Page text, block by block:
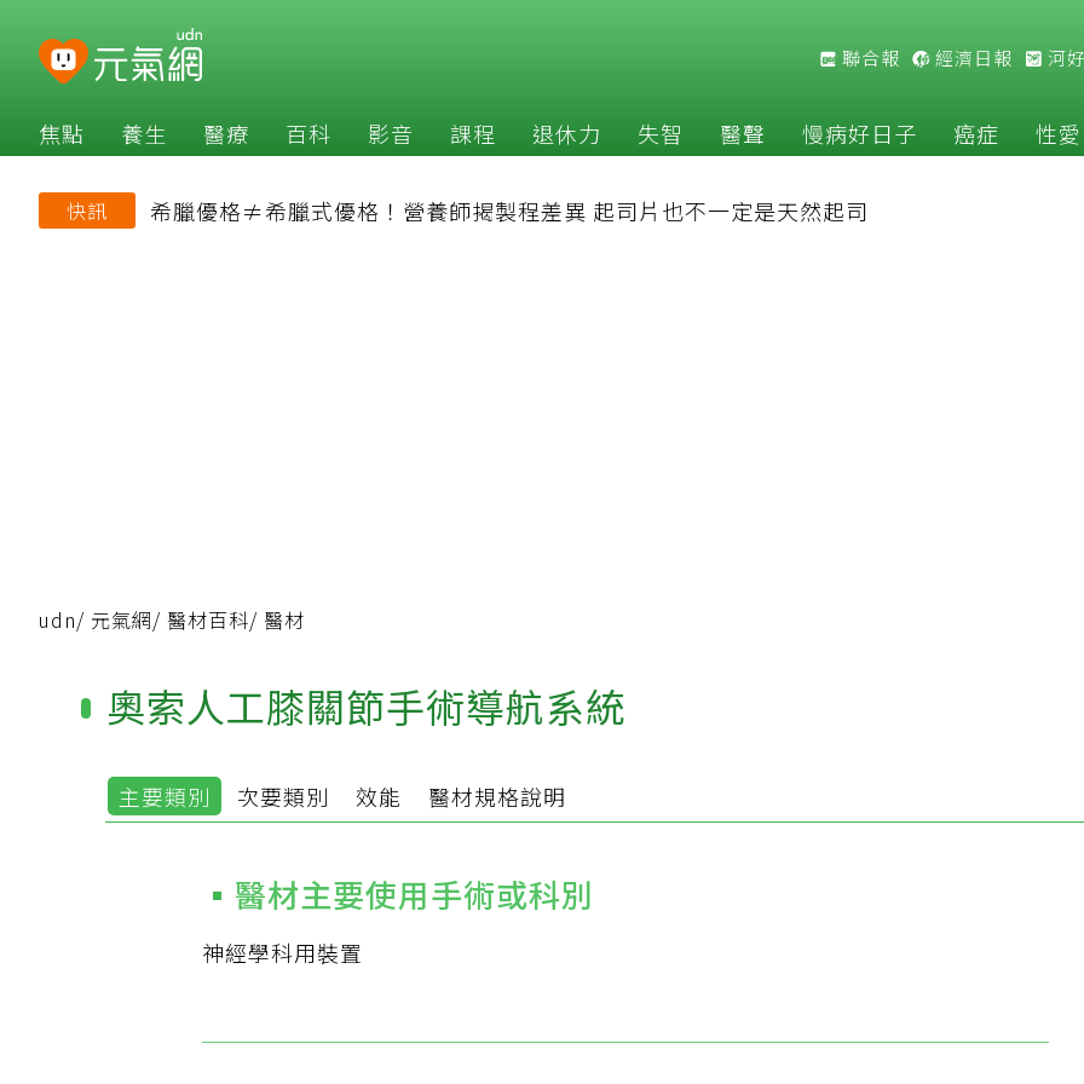
聯合報 經濟日報 河
焦點 養生 醫療 百科 影音 課程 退休力 失智 醫聲 慢病好日子 癌症 性愛
快訊 希臘優格≠希臘式優格！營養師揭製程差異 起司片也不一定是天然起司
udn/ 元氣網/ 醫材百科/ 醫材
奧索人工膝關節手術導航系統
主要類別 次要類別 效能 醫材規格說明
醫材主要使用手術或科別
神經學科用裝置